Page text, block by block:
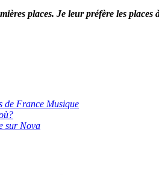
places. Je leur préfère les places
de France Musique
sur Nova